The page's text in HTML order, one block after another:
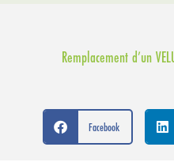
Remplacement d’un
Facebook